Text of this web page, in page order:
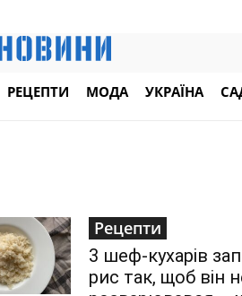
РЕЦЕПТИ МОДА УКРАЇНА
Рецепти
3 шеф-кухарів
рис так, щоб він